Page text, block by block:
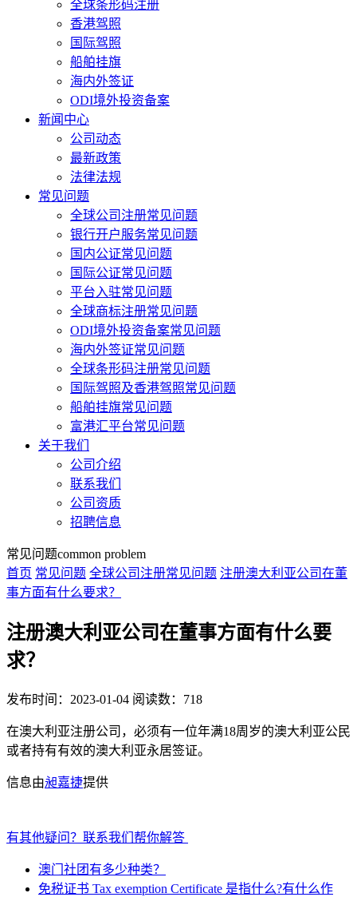
全球条形码注册
香港驾照
国际驾照
船舶挂旗
海内外签证
ODI境外投资备案
新闻中心
公司动态
最新政策
法律法规
常见问题
全球公司注册常见问题
银行开户服务常见问题
国内公证常见问题
国际公证常见问题
平台入驻常见问题
全球商标注册常见问题
ODI境外投资备案常见问题
海内外签证常见问题
全球条形码注册常见问题
国际驾照及香港驾照常见问题
船舶挂旗常见问题
富港汇平台常见问题
关于我们
公司介绍
联系我们
公司资质
招聘信息
常见问题common problem
首页 常见问题 全球公司注册常见问题 注册澳大利亚公司在董
事方面有什么要求？
注册澳大利亚公司在董事方面有什么要
求？
发布时间：2023-01-04 阅读数：718
在澳大利亚注册公司，必须有一位年满18周岁的澳大利亚公民
或者持有有效的澳大利亚永居签证。
信息由昶嘉捷提供
有其他疑问？联系我们帮你解答
澳门社团有多少种类？
免税证书 Tax exemption Certificate 是指什么?有什么作